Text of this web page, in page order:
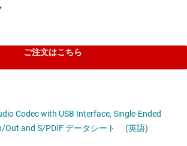
ご注文はこちら
Codec with USB Interface, Single-Ended
Out and S/PDIF データシート
(英語)